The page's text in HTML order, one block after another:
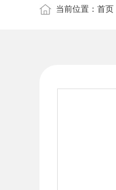
当前位置：首页